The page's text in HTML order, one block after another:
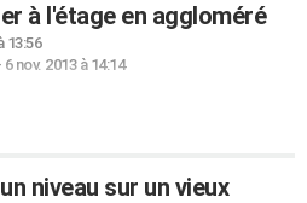
à l'étage en aggloméré
13:56
6 nov. 2013 à 14:14
niveau sur un vieux